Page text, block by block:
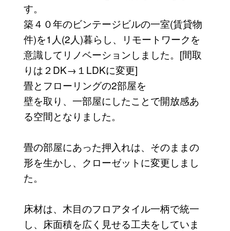
す。
築４０年のビンテージビルの一室(賃貸物
件)を1人(2人)暮らし、リモートワークを
意識してリノベーションしました。[間取
りは２DK→１LDKに変更]
畳とフローリングの2部屋を
壁を取り、一部屋にしたことで開放感あ
る空間となりました。
畳の部屋にあった押入れは、そのままの
形を生かし、クローゼットに変更しまし
た。
床材は、木目のフロアタイル一柄で統一
し、床面積を広く見せる工夫をしていま